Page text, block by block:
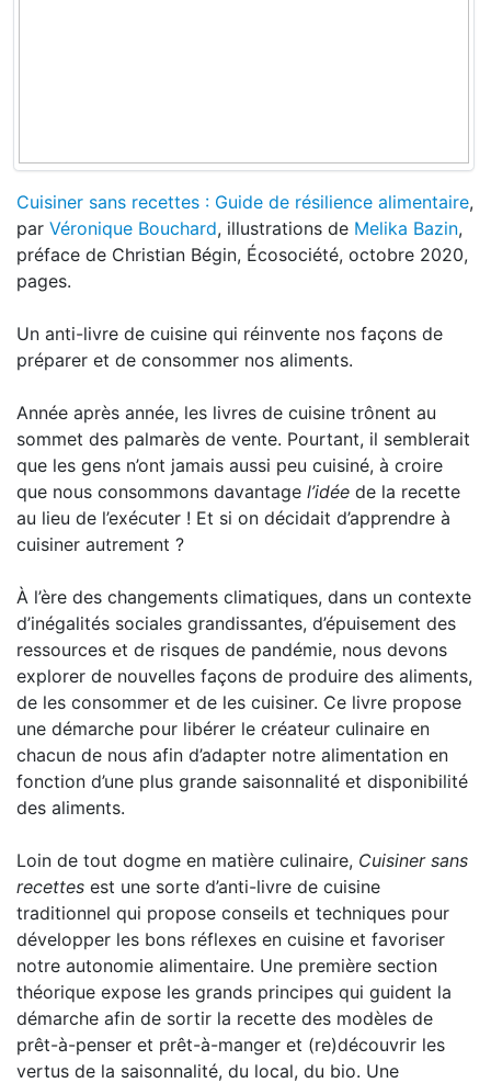
Cuisiner sans recettes : Guide de résilience alimentaire,
par Véronique Bouchard, illustrations de Melika Bazin,
préface de Christian Bégin, Écosociété, octobre 2020,
pages.
Un anti-livre de cuisine qui réinvente nos façons de
préparer et de consommer nos aliments.
Année après année, les livres de cuisine trônent au
sommet des palmarès de vente. Pourtant, il semblerait
que les gens n’ont jamais aussi peu cuisiné, à croire
que nous consommons davantage l’idée de la recette
au lieu de l’exécuter ! Et si on décidait d’apprendre à
cuisiner autrement ?
À l’ère des changements climatiques, dans un contexte
d’inégalités sociales grandissantes, d’épuisement des
ressources et de risques de pandémie, nous devons
explorer de nouvelles façons de produire des aliments,
de les consommer et de les cuisiner. Ce livre propose
une démarche pour libérer le créateur culinaire en
chacun de nous afin d’adapter notre alimentation en
fonction d’une plus grande saisonnalité et disponibilité
des aliments.
Loin de tout dogme en matière culinaire, Cuisiner sans
recettes est une sorte d’anti-livre de cuisine
traditionnel qui propose conseils et techniques pour
développer les bons réflexes en cuisine et favoriser
notre autonomie alimentaire. Une première section
théorique expose les grands principes qui guident la
démarche afin de sortir la recette des modèles de
prêt-à-penser et prêt-à-manger et (re)découvrir les
vertus de la saisonnalité, du local, du bio. Une